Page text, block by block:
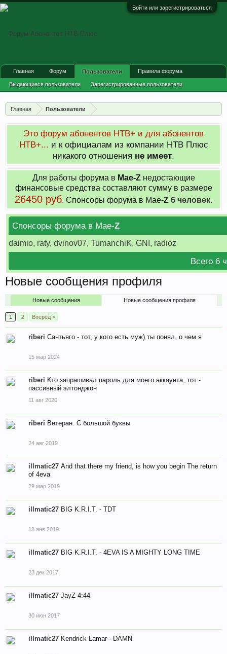
Войти или зарегистрироваться
Главная Пользователи
Это форум абонентов НТВ+ и для абонентов
НТВ+... и к официалам из компании НТВ Плюс
никакого отношения не имеет.
Для работы форума в Мае-Zнедостающие
финансовые средства составляют сумму в размере
26450 руб. Cпонсоры форума в Мае-Z 6 человек.
Спонсоры форума в Мае-Z
daimio, raty, dvinov07, TumanchiK, GNI, radioz
Всего 6
Новые сообщения профиля
Новые сообщения Новые сообщения профиля
1 2 Вперёд >
riberi Сантьяго - тот, у кого есть муж) ты понял, о чем я
15 мар 2024
riberi Кто запрашивал пароль для моего аккаунта, тот -
пассивный элтонджон
11 авг 2020
riberi Ветеран. С большой буквы
24 авг 2019
illmatic27 And that there my friend, is how you begin The return
of 4eva
29 мар 2019
illmatic27 BIG K.R.I.T. - TDT
18 янв 2019
illmatic27 BIG K.R.I.T. - 4EVA IS A MIGHTY LONG TIME
23 дек 2017
illmatic27 JayZ 4:44
30 июн 2017
illmatic27 Kendrick Lamar - DAMN
Главная Форум Пользователи
Выдающиеся пользователи Зарегистрированные пользователи
Новые сообщения профиля
Правила форума